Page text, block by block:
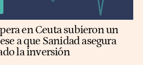
en Ceuta subieron un
a que Sanidad asegura
la inversión